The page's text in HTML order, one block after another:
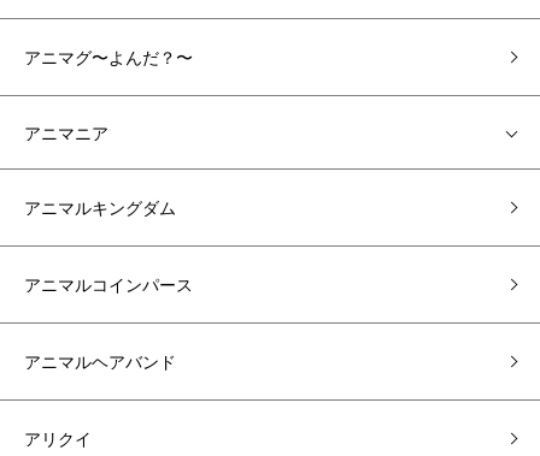
アニマグ〜よんだ？〜
アニマニア
アニマルキングダム
アニマルコインパース
アニマルヘアバンド
アリクイ